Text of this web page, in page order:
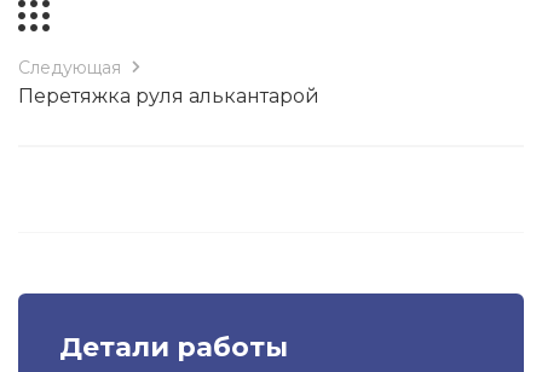
Следующая
Перетяжка руля алькантарой
Детали работы